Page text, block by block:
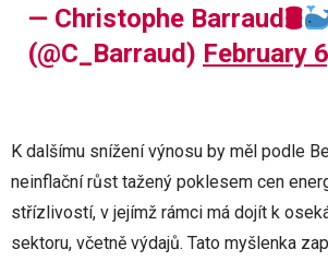
— Christophe Barraud🛢
(@C_Barraud) February
K dalšímu snížení výnosu by měl podle
neinflační růst tažený poklesem cen
střízlivostí, v jejímž rámci má dojít k
sektoru, včetně výdajů. Tato myšlenka